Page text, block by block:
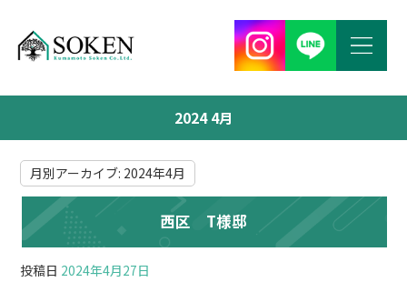
2024 4月
月別アーカイブ: 2024年4月
西区 T様邸
投稿日 2024年4月27日